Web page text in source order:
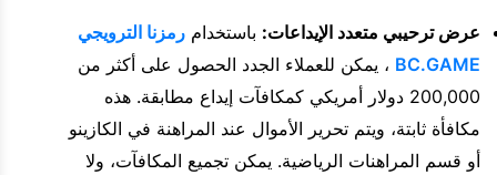
عرض ترحيبي متعدد الإيداعات: باستخدام رمزنا الترويجي
BC.GAME ، يمكن للعملاء الجدد الحصول على أكثر من
200,000 دولار أمريكي كمكافآت إيداع مطابقة. هذه
مكافأة ثابتة، ويتم تحرير الأموال عند المراهنة في الكازينو
أو قسم المراهنات الرياضية. يمكن تجميع المكافآت، ولا